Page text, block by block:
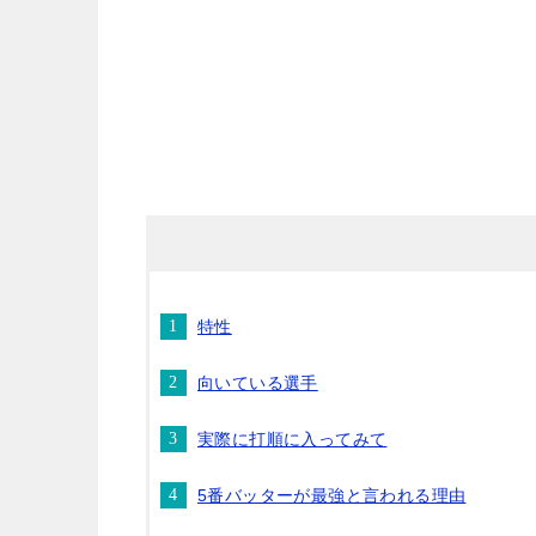
特性
向いている選手
実際に打順に入ってみて
5番バッターが最強と言われる理由